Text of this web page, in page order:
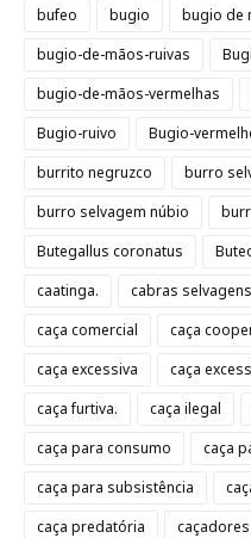
bufeo
bugio
bugio de
bugio-de-mãos-ruivas
bugio-de-mãos-vermelhas
Bugio-ruivo
Bugio-
burrito negruzco
burro
burro selvagem núbio
Butegallus coronatus
caatinga.
cabras selvagens
caça comercial
caça
caça excessiva
caça
caça furtiva.
caça ilegal
caça para consumo
caça
caça para subsistência
caça predatória